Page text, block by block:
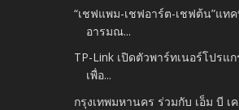
“เชฟแพม-เชฟอาร์ต-เชฟต้น”แท
อารมณ...
TP-Link เปิดตัวพาร์ทเนอร์โปรแ
เพื่อ...
กรุงเทพมหานคร ร่วมกับ เอ็ม บี เ